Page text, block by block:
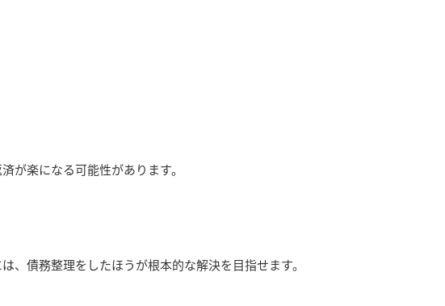
が楽になる可能性があります。
、債務整理をしたほうが根本的な解決を目指せます。